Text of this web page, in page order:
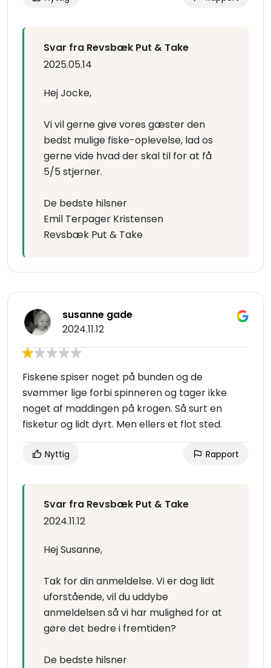
Svar fra Revsbæk Put & Take
2025.05.14
Hej Jocke,
Vi vil gerne give vores gæster den
bedst mulige fiske-oplevelse, lad os
gerne vide hvad der skal til for at få
5/5 stjerner.
De bedste hilsner
Emil Terpager Kristensen
Revsbæk Put & Take
susanne gade
2024.11.12
Fiskene spiser noget på bunden og de
svømmer lige forbi spinneren og tager ikke
noget af maddingen på krogen. Så surt en
fisketur og lidt dyrt. Men ellers et flot sted.
Nyttig Rapport
Svar fra Revsbæk Put & Take
2024.11.12
Hej Susanne,
Tak for din anmeldelse. Vi er dog lidt
uforstående, vil du uddybe
anmeldelsen så vi har mulighed for at
gøre det bedre i fremtiden?
De bedste hilsner